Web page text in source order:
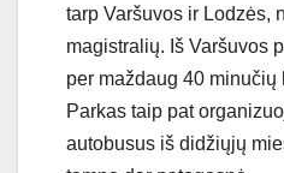
tarp Varšuvos ir Lodzės,
magistralių. Iš Varšuvos
per maždaug 40
Parkas taip pat
autobusus iš didžiųjų